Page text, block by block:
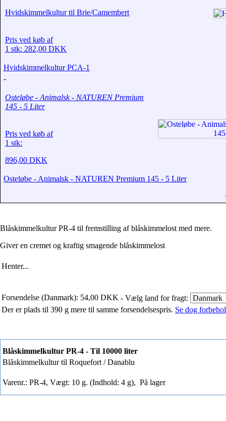
Hvidskimmelkultur til Brie/Camembert
Pris ved køb af
1 stk: 282,00 DKK
Hvidskimmelkultur PCA-1
-
Osteløbe - Animalsk - NATUREN Premium
145 - 5 Liter
Pris ved køb af
1 stk:
896,00 DKK
Osteløbe - Animalsk - NATUREN Premium 145 - 5 Liter
Blåskimmelkultur PR-4 til fremstilling af blåskimmelost med mere.
Giver en cremet og kraftig smagende blåskimmelost
Henter...
Forsendelse (Danmark): 54,00 DKK - Vælg land for fragt:
Der er plads til 390 g mere til samme forsendelsespris. Se dog
Blåskimmelkultur PR-4 - Til 10000 liter
Blåskimmelkultur til Roquefort / Danablu
Varenr.: PR-4, Vægt: 10 g. (Indhold: 4 g), På lager